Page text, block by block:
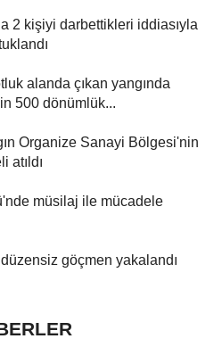
2 kişiyi darbettikleri iddiasıyla
alanda çıkan yangında
500 dönümlük...
Organize Sanayi Bölgesi'nin
atıldı
müsilaj ile mücadele
göçmen yakalandı